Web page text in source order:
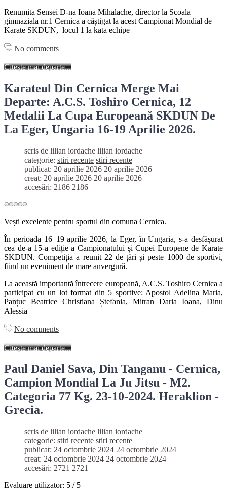
Renumita Sensei D-na Ioana Mihalache, director la Scoala
gimnaziala nr.1 Cernica a câștigat la acest Campionat Mondial de
Karate SKDUN, locul 1 la kata echipe
No comments
Citește mai departe...
Karateul Din Cernica Merge Mai
Departe: A.C.S. Toshiro Cernica, 12
Medalii La Cupa Europeană SKDUN De
La Eger, Ungaria 16-19 Aprilie 2026.
scris de lilian iordache lilian iordache
categorie: stiri recente stiri recente
publicat: 20 aprilie 2026 20 aprilie 2026
creat: 20 aprilie 2026 20 aprilie 2026
accesări: 2186 2186
Vești excelente pentru sportul din comuna Cernica.
În perioada 16–19 aprilie 2026, la Eger, în Ungaria, s-a desfășurat
cea de-a 15-a ediție a Campionatului și Cupei Europene de Karate
SKDUN. Competiția a reunit 22 de țări și peste 1000 de sportivi,
fiind un eveniment de mare anvergură.
La această importantă întrecere europeană, A.C.S. Toshiro Cernica a
participat cu un lot format din 5 sportive: Apostol Adelina Maria,
Panțuc Beatrice Christiana Ștefania, Mitran Daria Ioana, Dinu
Alessia
No comments
Citește mai departe...
Paul Daniel Sava, Din Tanganu - Cernica,
Campion Mondial La Ju Jitsu - M2.
Categoria 77 Kg. 23-10-2024. Heraklion -
Grecia.
scris de lilian iordache lilian iordache
categorie: stiri recente stiri recente
publicat: 24 octombrie 2024 24 octombrie 2024
creat: 24 octombrie 2024 24 octombrie 2024
accesări: 2721 2721
Evaluare utilizator: 5 / 5